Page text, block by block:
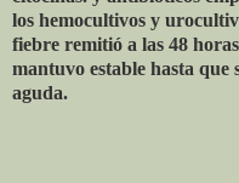
los hemocultivos y
fiebre remitió a las 48
mantuvo estable hasta que
aguda.